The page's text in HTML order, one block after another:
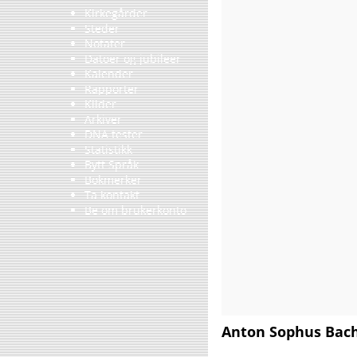
Kirkegårder
Steder
Notater
Datoer og jubileer
Kalender
Rapporter
Kilder
Arkiver
DNA tester
Statistikk
Bytt Språk
Bokmerker
Ta kontakt
Be om brukerkonto
Anton Sophus